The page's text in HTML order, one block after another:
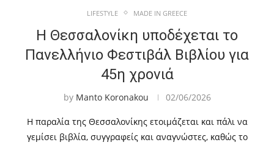
LIFESTYLE MADE IN GREECE
Η Θεσσαλονίκη υποδέχεται το
Πανελλήνιο Φεστιβάλ Βιβλίου για
45η χρονιά
by Manto Koronakou 02/06/2026
Η παραλία της Θεσσαλονίκης ετοιμάζεται και πάλι να
γεμίσει βιβλία, συγγραφείς και αναγνώστες, καθώς το